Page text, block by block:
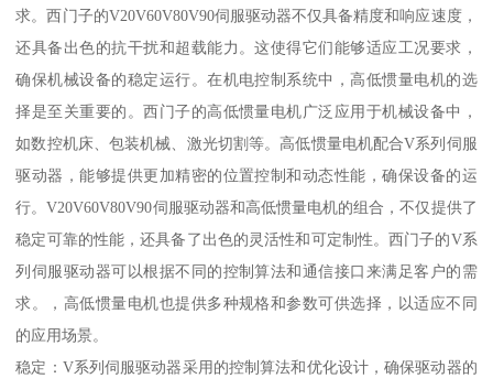
求。西门子的V20V60V80V90伺服驱动器不仅具备精度和响应速度，
还具备出色的抗干扰和超载能力。这使得它们能够适应工况要求，
确保机械设备的稳定运行。在机电控制系统中，高低惯量电机的选
择是至关重要的。西门子的高低惯量电机广泛应用于机械设备中，
如数控机床、包装机械、激光切割等。高低惯量电机配合V系列伺服
驱动器，能够提供更加精密的位置控制和动态性能，确保设备的运
行。V20V60V80V90伺服驱动器和高低惯量电机的组合，不仅提供了
稳定可靠的性能，还具备了出色的灵活性和可定制性。西门子的V系
列伺服驱动器可以根据不同的控制算法和通信接口来满足客户的需
求。，高低惯量电机也提供多种规格和参数可供选择，以适应不同
的应用场景。
稳定：V系列伺服驱动器采用的控制算法和优化设计，确保驱动器的